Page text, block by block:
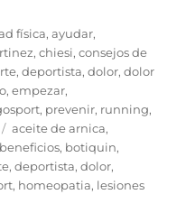
m
p
a
rt
ir
física,ayudar,
,chiesi,consejos de
,deportista,dolor,dolor
,empezar,
, prevenir, running,
Etiquetas
aceite de arnica,
beneficios, botiquin,
,deportista,dolor,
, homeopatia, lesiones